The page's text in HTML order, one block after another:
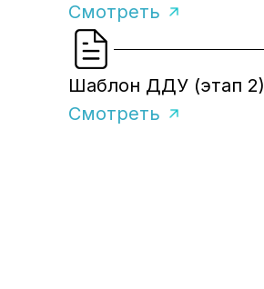
Смотреть
Шаблон ДДУ (этап 2)
Смотреть